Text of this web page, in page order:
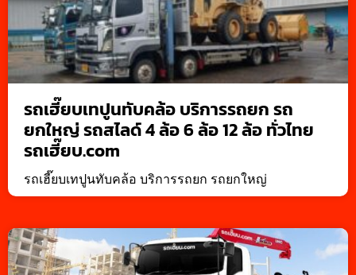
รถเฮี๊ยบเทปูนทับคล้อ บริการรถยก รถ
ยกใหญ่ รถสไลด์ 4 ล้อ 6 ล้อ 12 ล้อ ทั่วไทย
รถเฮี๊ยบ.com
รถเฮี๊ยบเทปูนทับคล้อ บริการรถยก รถยกใหญ่